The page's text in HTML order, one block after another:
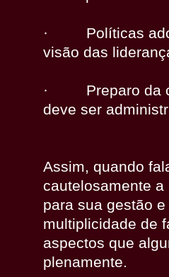
·
Políticas
visão das
·
Preparo da
deve ser
Assim, quando
cautelosamente
para sua gestão
multiplicidade de
aspectos que
plenamente.